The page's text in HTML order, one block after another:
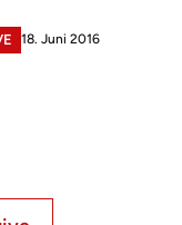
18. Juni 2016